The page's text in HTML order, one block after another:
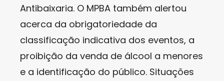
Antibaixaria. O MPBA também alertou
acerca da obrigatoriedade da
classificação indicativa dos eventos, a
proibição da venda de álcool a menores
e a identificação do público. Situações